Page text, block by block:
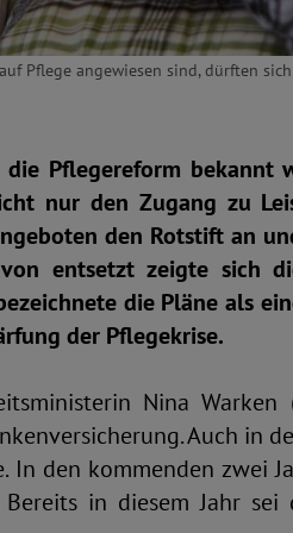
Pflege angewiesen sind, dürften
die Pflegereform bekannt
nur den Zugang zu
den Rotstift an
entsetzt zeigte sich
die Pläne als
der Pflegekrise.
Nina
Auch in
In den kommenden zwei
in diesem Jahr